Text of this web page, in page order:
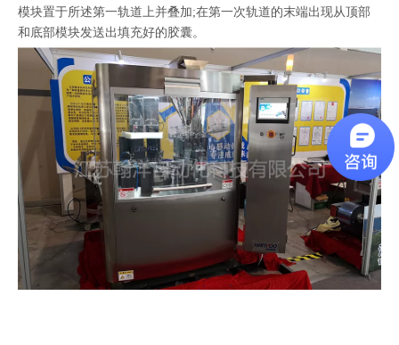
模块置于所述第一轨道上并叠加;在第一次轨道的末端出现从顶部
和底部模块发送出填充好的胶囊。